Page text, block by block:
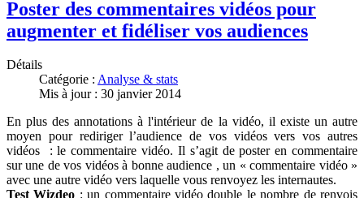
Poster des commentaires vidéos pour
augmenter et fidéliser vos audiences
Détails
Catégorie : Analyse & stats
Mis à jour : 30 janvier 2014
En plus des annotations à l'intérieur de la vidéo, il existe un autre
moyen pour rediriger l’audience de vos vidéos vers vos autres
vidéos : le commentaire vidéo. Il s’agit de poster en commentaire
sur une de vos vidéos à bonne audience , un « commentaire vidéo »
avec une autre vidéo vers laquelle vous renvoyez les internautes.
Test Wizdeo : un commentaire vidéo double le nombre de renvois